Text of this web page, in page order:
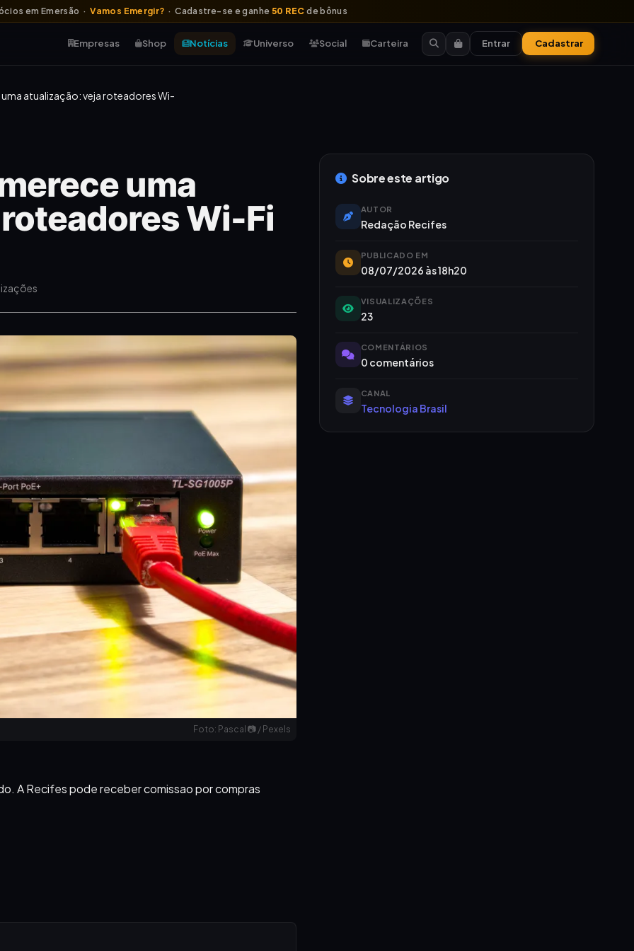
em Emersão ·Vamos Emergir? · Cadastre-se e ganhe50 RECde bônus
Empresas Shop Notícias Universo Social Carteira Entrar Cadastrar
uma atualização: veja roteadores Wi-
uma
Wi-Fi
Foto: Pascal 📷 / Pexels
A Recifes pode receber comissao por compras
Sobre este artigo
AUTOR
Redação Recifes
PUBLICADO EM
08/07/2026 às 18h20
VISUALIZAÇÕES
23
COMENTÁRIOS
0 comentários
CANAL
Tecnologia Brasil